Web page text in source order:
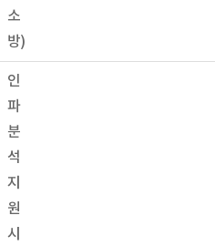
소
방)
인
파
분
석
지
원
시